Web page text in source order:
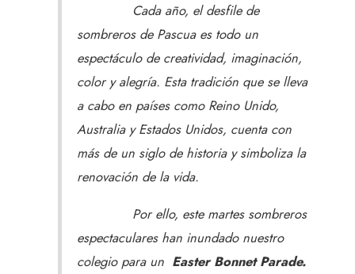
Cada año, el desfile de
sombreros de Pascua es todo un
espectáculo de creatividad, imaginación,
color y alegría. Esta tradición que se lleva
a cabo en países como Reino Unido,
Australia y Estados Unidos, cuenta con
más de un siglo de historia y simboliza la
renovación de la vida.
Por ello, este martes sombreros
espectaculares han inundado nuestro
colegio para un Easter Bonnet Parade.